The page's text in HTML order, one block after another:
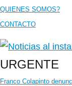
QUIENES SOMOS?
CONTACTO
URGENTE
Franco Colapinto